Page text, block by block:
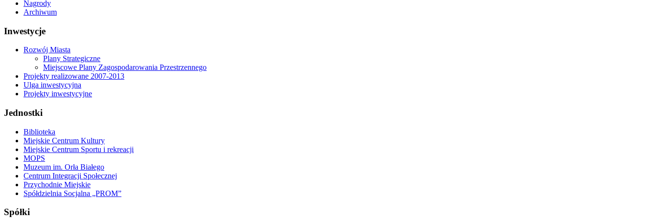
Nagrody
Archiwum
Inwestycje
Rozwój Miasta
Plany Strategiczne
Miejscowe Plany Zagospodarowania Przestrzennego
Projekty realizowane 2007-2013
Ulga inwestycyjna
Projekty inwestycyjne
Jednostki
Biblioteka
Miejskie Centrum Kultury
Miejskie Centrum Sportu i rekreacji
MOPS
Muzeum im. Orła Białego
Centrum Integracji Społecznej
Przychodnie Miejskie
Spółdzielnia Socjalna „PROM”
Spółki